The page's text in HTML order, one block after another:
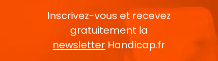
Inscrivez-vous et recevez
gratuitement la
newsletter Handicap.fr